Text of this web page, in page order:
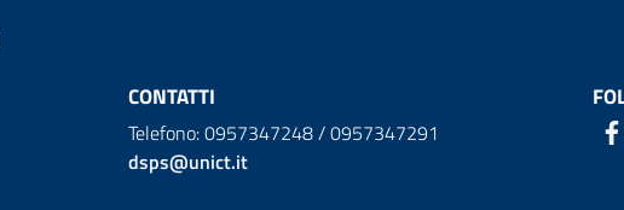
CONTATTI
Telefono: 0957347248 / 0957347291
dsps@unict.it